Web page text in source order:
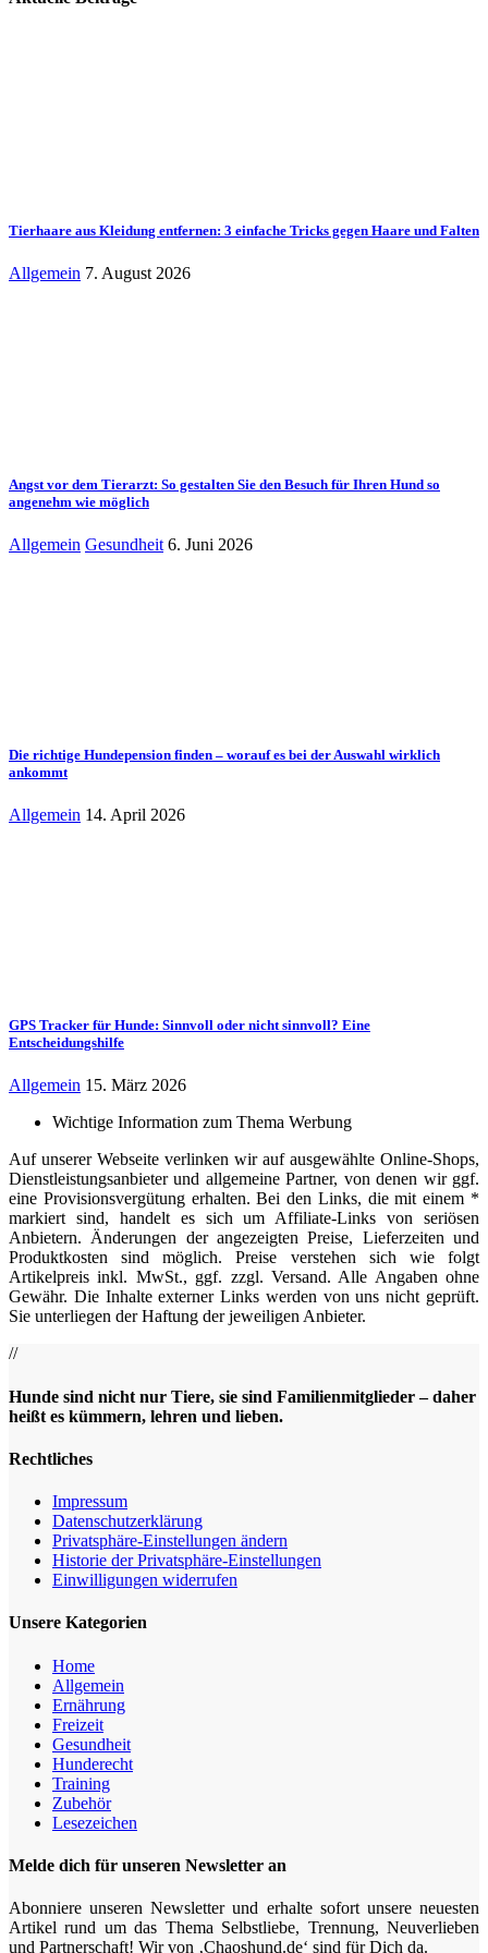
Tierhaare aus Kleidung entfernen: 3 einfache Tricks gegen Haare und Falten
Allgemein 7. August 2026
Angst vor dem Tierarzt: So gestalten Sie den Besuch für Ihren Hund so
angenehm wie möglich
Allgemein Gesundheit 6. Juni 2026
Die richtige Hundepension finden – worauf es bei der Auswahl wirklich
ankommt
Allgemein 14. April 2026
GPS Tracker für Hunde: Sinnvoll oder nicht sinnvoll? Eine
Entscheidungshilfe
Allgemein 15. März 2026
Wichtige Information zum Thema Werbung
Auf unserer Webseite verlinken wir auf ausgewählte Online-Shops,
Dienstleistungsanbieter und allgemeine Partner, von denen wir ggf.
eine Provisionsvergütung erhalten. Bei den Links, die mit einem *
markiert sind, handelt es sich um Affiliate-Links von seriösen
Anbietern. Änderungen der angezeigten Preise, Lieferzeiten und
Produktkosten sind möglich. Preise verstehen sich wie folgt
Artikelpreis inkl. MwSt., ggf. zzgl. Versand. Alle Angaben ohne
Gewähr. Die Inhalte externer Links werden von uns nicht geprüft.
Sie unterliegen der Haftung der jeweiligen Anbieter.
//
Hunde sind nicht nur Tiere, sie sind Familienmitglieder – daher
heißt es kümmern, lehren und lieben.
Rechtliches
Impressum
Datenschutz­erklärung
Privatsphäre-Einstellungen ändern
Historie der Privatsphäre-Einstellungen
Einwilligungen widerrufen
Unsere Kategorien
Home
Allgemein
Ernährung
Freizeit
Gesundheit
Hunderecht
Training
Zubehör
Lesezeichen
Melde dich für unseren Newsletter an
Abonniere unseren Newsletter und erhalte sofort unsere neuesten
Artikel rund um das Thema Selbstliebe, Trennung, Neuverlieben
und Partnerschaft! Wir von ‚Chaoshund.de‘ sind für Dich da.